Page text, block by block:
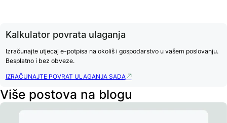
Kalkulator povrata ulaganja
Izračunajte utjecaj e-potpisa na okoliš i gospodarstvo u vašem poslovanju.
Besplatno i bez obveze.
IZRAČUNAJTE POVRAT ULAGANJA SADA
Više postova na blogu